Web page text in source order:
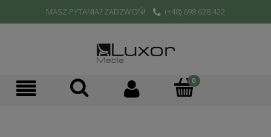
MASZ PYTANIA? ZADZWOŃ! (+48) 698 628 422